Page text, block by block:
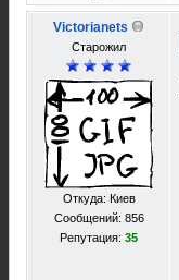
Victorianets
Старожил
Откуда: Киев
Сообщений: 856
Репутация: 35